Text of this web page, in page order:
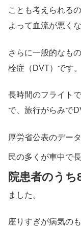
ことも考えられる
よって血流が悪く
さらに一般的なも
栓症（DVT）です。
長時間のフライト
で、旅行がらみで
厚労省公表のデー
民の多くが車中で
院患者のう
ました。
座りすぎが病気の